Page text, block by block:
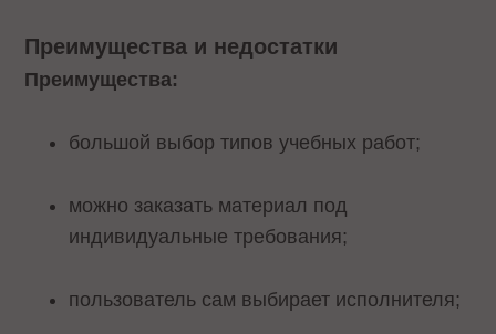
Преимущества и недостатки
Преимущества:
большой выбор типов учебных работ;
можно заказать материал под
индивидуальные требования;
пользователь сам выбирает исполнителя;